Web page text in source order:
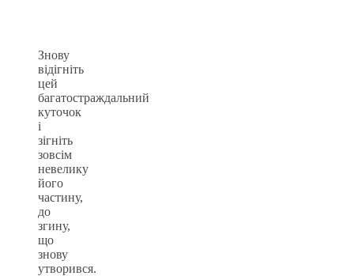
Знову
відігніть
цей
багатостраждальний
куточок
і
зігніть
зовсім
невелику
його
частину,
до
згину,
що
знову
утворився.